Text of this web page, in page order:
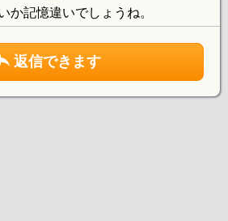
か記憶違いでしょうね。
返信できます